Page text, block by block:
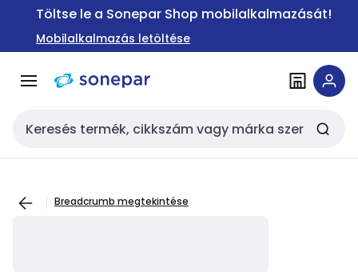
Ugrás a
Ugrás a
tartalomra
Töltse le a Sonepar Shop mobilalkalmazását!
Mobilalkalmazás letöltése
Keresési bemenet
Breadcrumb megtekintése